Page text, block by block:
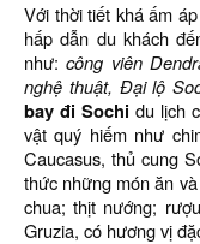
Với thời tiết khá ấm
hấp dẫn du khách
như:công viên
nghệ thuật, Đại lộ
bay đi Sochi du lịch
vật quý hiếm như
Caucasus, thủ cung
thức những món ăn
chua; thịt nướng;
Gruzia, có hương vị